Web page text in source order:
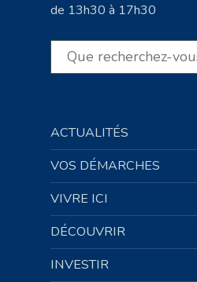
de 13h30 à 17h30
Rechercher
ACTUALITÉS
VOS DÉMARCHES
VIVRE ICI
DÉCOUVRIR
INVESTIR